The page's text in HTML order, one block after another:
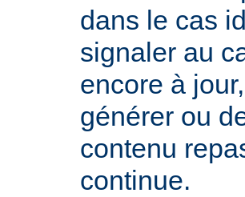
dans le cas
signaler au
encore à
générer ou
contenu
continue.